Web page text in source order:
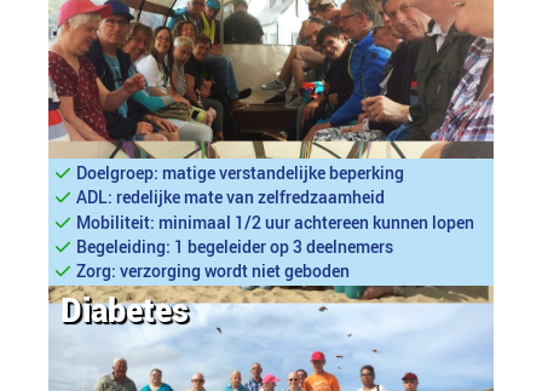
Doelgroep: matige verstandelijke beperking
ADL: redelijke mate van zelfredzaamheid
Mobiliteit: minimaal 1/2 uur achtereen kunnen lopen
Begeleiding: 1 begeleider op 3 deelnemers
Zorg: verzorging wordt niet geboden
Diabetes